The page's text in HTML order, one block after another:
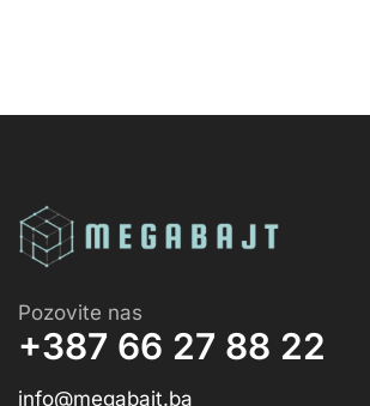
Pozovite nas
+387 66 27 88 22
info@megabajt.ba